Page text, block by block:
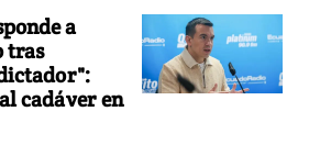
a
tras
cadáver en